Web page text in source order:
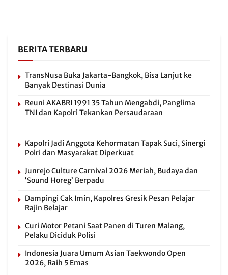
BERITA TERBARU
TransNusa Buka Jakarta-Bangkok, Bisa Lanjut ke
Banyak Destinasi Dunia
Reuni AKABRI 1991 35 Tahun Mengabdi, Panglima
TNI dan Kapolri Tekankan Persaudaraan
Kapolri Jadi Anggota Kehormatan Tapak Suci, Sinergi
Polri dan Masyarakat Diperkuat
Junrejo Culture Carnival 2026 Meriah, Budaya dan
‘Sound Horeg’ Berpadu
Dampingi Cak Imin, Kapolres Gresik Pesan Pelajar
Rajin Belajar
Curi Motor Petani Saat Panen di Turen Malang,
Pelaku Diciduk Polisi
Indonesia Juara Umum Asian Taekwondo Open
2026, Raih 5 Emas